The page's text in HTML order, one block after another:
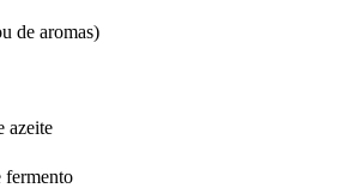
de aromas)
azeite
fermento